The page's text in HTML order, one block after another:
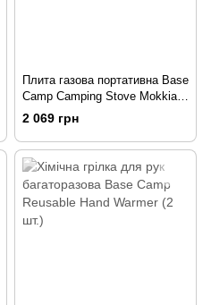
Плита газова портативна Base
Camp Camping Stove Mokkiata
Brown BCP 51519
2 069 грн